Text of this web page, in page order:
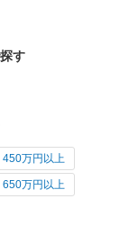
す
450万円以上
650万円以上